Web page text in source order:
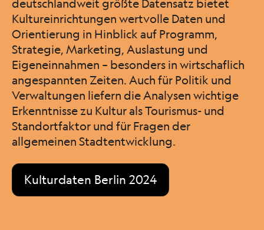
deutschlandweit größte Datensatz bietet
Kultureinrichtungen wertvolle Daten und
Orientierung in Hinblick auf Programm,
Strategie, Marketing, Auslastung und
Eigeneinnahmen – besonders in wirtschaflich
angespannten Zeiten. Auch für Politik und
Verwaltungen liefern die Analysen wichtige
Erkenntnisse zu Kultur als Tourismus- und
Standortfaktor und für Fragen der
allgemeinen Stadtentwicklung.
Kulturdaten Berlin 2024